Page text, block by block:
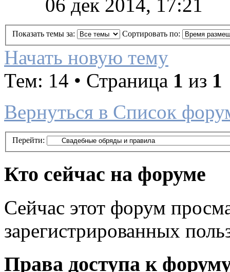
06 дек 2014, 17:21
Показать темы за: Сортировать по:
Начать новую тему
Тем: 14 • Страница 1 из 1
Вернуться в Список
Перейти:
Кто сейчас на форуме
Сейчас этот форум
зарегистрированных
Права доступа к